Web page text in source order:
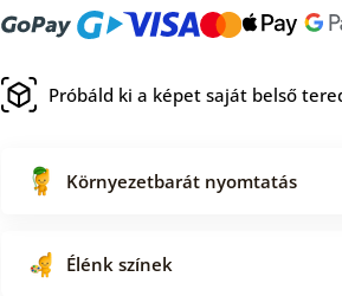
Próbáld ki a képet saját belső
Környezetbarát nyomtatás
Élénk színek